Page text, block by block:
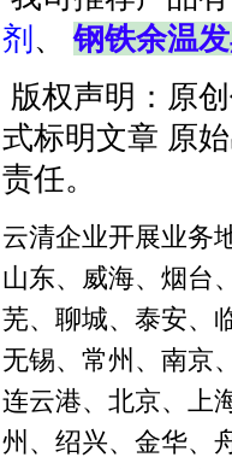
剂 、钢铁余温
版权声明：原
式标明文章 原
责任。
云清企业开展业务
山东、威海、烟台
芜、聊城、泰安、
无锡、常州、南京
连云港、北京、上
州、绍兴、金华、